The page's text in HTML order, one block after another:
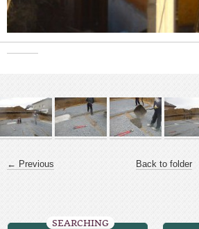
← Previous Back to folder
SEARCHING